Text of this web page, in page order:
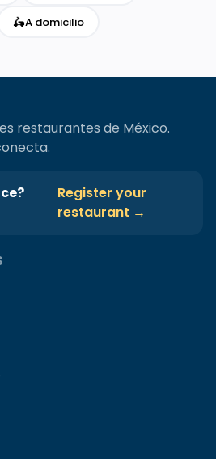
🛵A domicilio
restaurantes de México.
Register your
restaurant →